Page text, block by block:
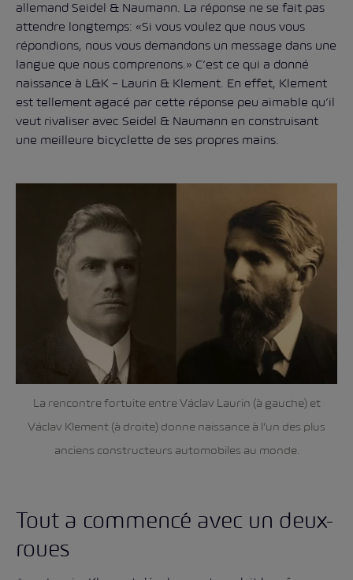
allemand Seidel & Naumann. La réponse ne se fait pas
attendre longtemps: «Si vous voulez que nous vous
répondions, nous vous demandons un message dans une
langue que nous comprenons.» C’est ce qui a donné
naissance à L&K – Laurin & Klement. En effet, Klement
est tellement agacé par cette réponse peu aimable qu’il
veut rivaliser avec Seidel & Naumann en construisant
une meilleure bicyclette de ses propres mains.
La rencontre fortuite entre Václav Laurin (à gauche) et
Václav Klement (à droite) donne naissance à l’un des plus
anciens constructeurs automobiles au monde.
Tout a commencé avec un deux-
roues